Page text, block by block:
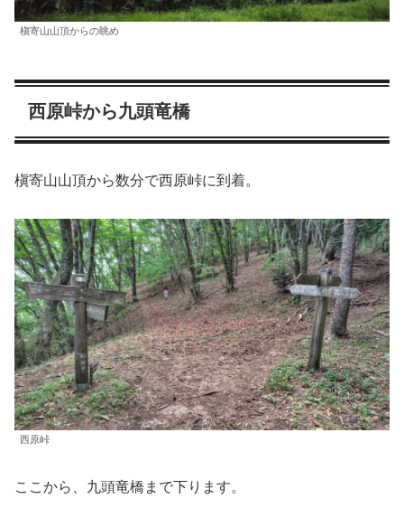
槇寄山山頂からの眺め
西原峠から九頭竜橋
槇寄山山頂から数分で西原峠に到着。
西原峠
ここから、九頭竜橋まで下ります。